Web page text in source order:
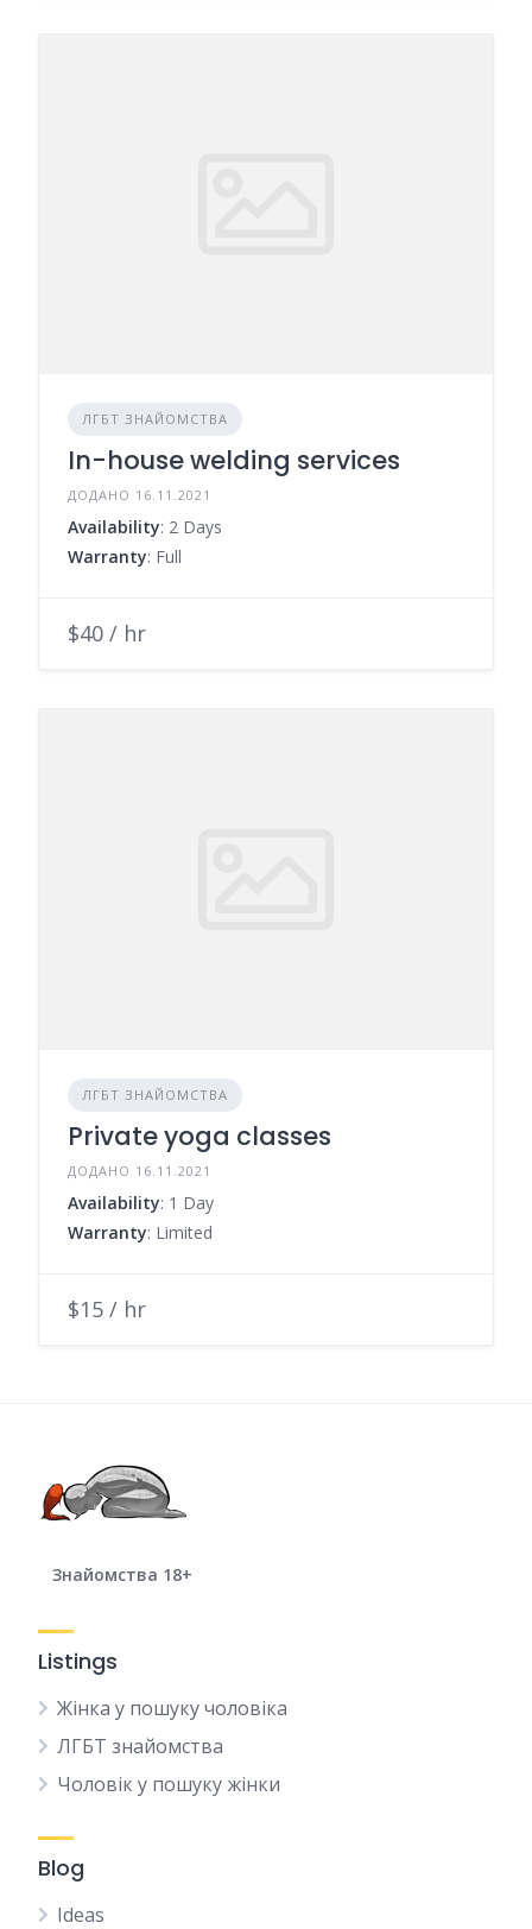
ЛГБТ ЗНАЙОМСТВА
In-house welding services
ДОДАНО 16.11.2021
Availability: 2 Days
Warranty: Full
$40 / hr
ЛГБТ ЗНАЙОМСТВА
Private yoga classes
ДОДАНО 16.11.2021
Availability: 1 Day
Warranty: Limited
$15 / hr
Знайомства 18+
Listings
Жінка у пошуку чоловіка
ЛГБТ знайомства
Чоловік у пошуку жінки
Blog
Ideas